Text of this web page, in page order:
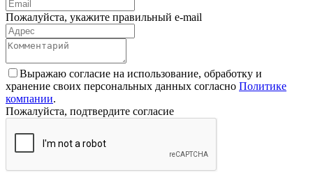
Пожалуйста, укажите правильный e-mail
Выражаю согласие на использование, обработку и
хранение своих персональных данных согласно Политике
компании.
Пожалуйста, подтвердите согласие